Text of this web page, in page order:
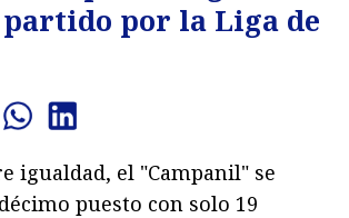
partido por la Liga de
igualdad, el "Campanil" se
puesto con solo 19